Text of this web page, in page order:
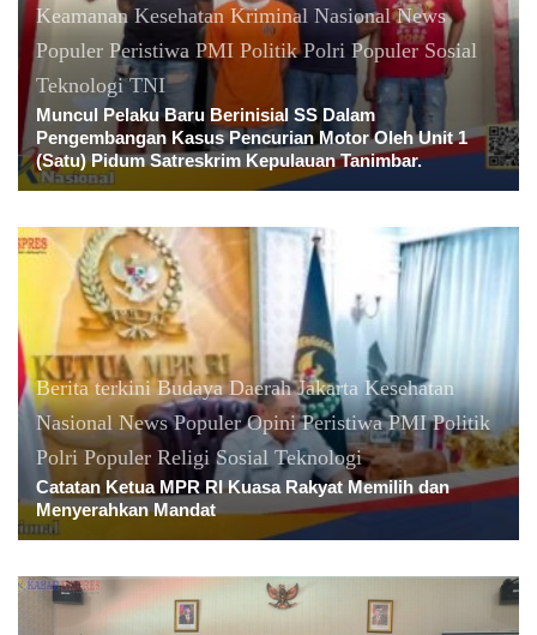
Keamanan Kesehatan Kriminal Nasional News
Populer Peristiwa PMI Politik Polri Populer Sosial
Teknologi TNI
Muncul Pelaku Baru Berinisial SS Dalam
Pengembangan Kasus Pencurian Motor Oleh Unit 1
(Satu) Pidum Satreskrim Kepulauan Tanimbar.
Berita terkini Budaya Daerah Jakarta Kesehatan
Nasional News Populer Opini Peristiwa PMI Politik
Polri Populer Religi Sosial Teknologi
Catatan Ketua MPR RI Kuasa Rakyat Memilih dan
Menyerahkan Mandat